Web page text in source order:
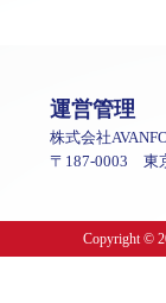
運営管理
株式会社
〒187-0003 東
Copyright ©